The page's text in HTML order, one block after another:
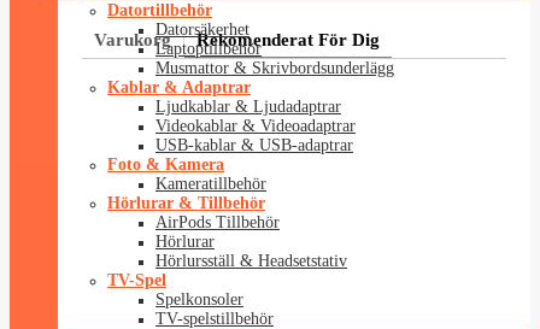
Varukorg Rekomenderat För Dig
Datortillbehör
Datorsäkerhet
Laptoptillbehör
Musmattor & Skrivbordsunderlägg
Kablar & Adaptrar
Ljudkablar & Ljudadaptrar
Videokablar & Videoadaptrar
USB-kablar & USB-adaptrar
Foto & Kamera
Kameratillbehör
Hörlurar & Tillbehör
AirPods Tillbehör
Hörlurar
Hörlursställ & Headsetstativ
TV-Spel
Spelkonsoler
TV-spelstillbehör